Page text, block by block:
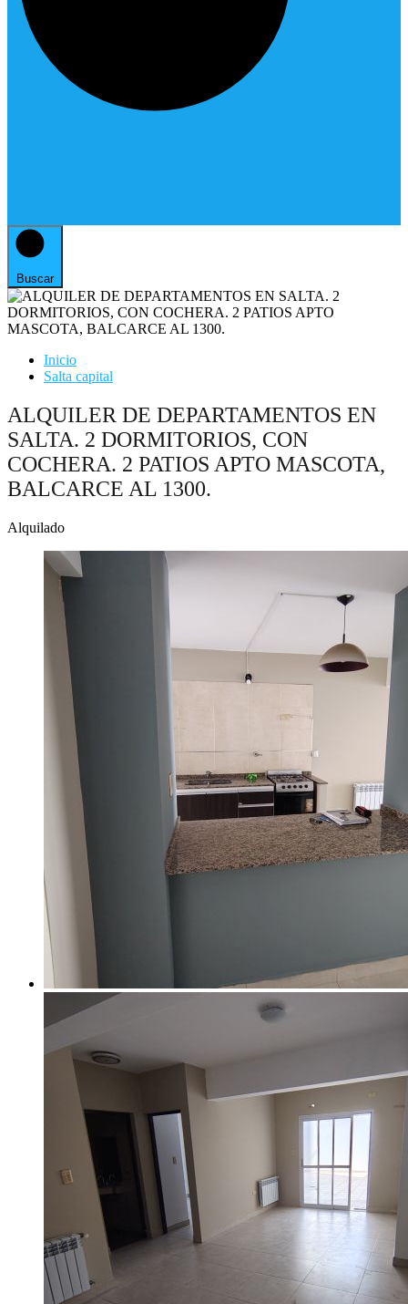
Buscar
Inicio
Salta capital
ALQUILER DE DEPARTAMENTOS EN
SALTA. 2 DORMITORIOS, CON
COCHERA. 2 PATIOS APTO MASCOTA,
BALCARCE AL 1300.
Alquilado